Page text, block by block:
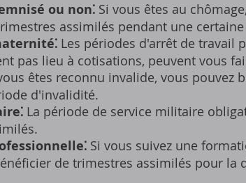
ou non⁚ Si vous êtes au
assimilés pendant une
Les périodes d'arrêt de travail
pas lieu à cotisations‚ peuvent vous
êtes reconnu invalide‚ vous
d'invalidité.
La période de service militaire
Si vous suivez une
de trimestres assimilés pour la